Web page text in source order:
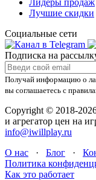
Лучшие скидки
Социальные сети
Подписка на
Получай информацию о
вы соглашаетесь с
Copyright © 2018-
и агрегатор цен на
info@iwillplay.ru
О нас · Блог ·
Политика
Как это работает